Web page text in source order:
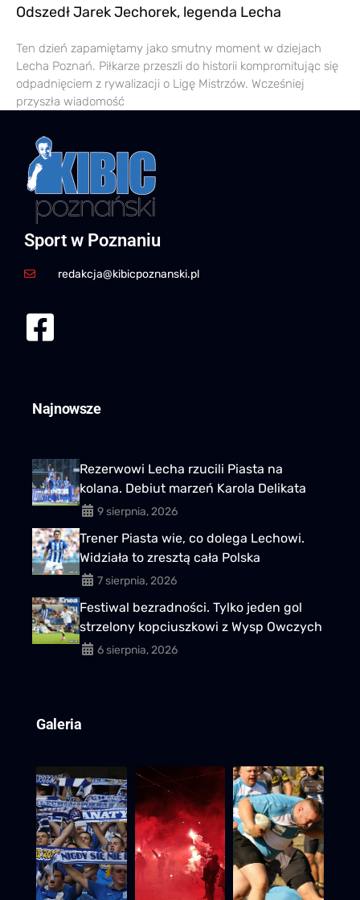
Odszedł Jarek Jechorek, legenda Lecha
Ten dzień zapamiętamy jako smutny moment w dziejach
Lecha Poznań. Piłkarze przeszli do historii kompromitując się
odpadnięciem z rywalizacji o Ligę Mistrzów. Wcześniej
przyszła wiadomość
Sport w Poznaniu
redakcja@kibicpoznanski.pl
Najnowsze
Rezerwowi Lecha rzucili Piasta na
kolana. Debiut marzeń Karola Delikata
9 sierpnia, 2026
Trener Piasta wie, co dolega Lechowi.
Widziała to zresztą cała Polska
7 sierpnia, 2026
Festiwal bezradności. Tylko jeden gol
strzelony kopciuszkowi z Wysp Owczych
6 sierpnia, 2026
Galeria